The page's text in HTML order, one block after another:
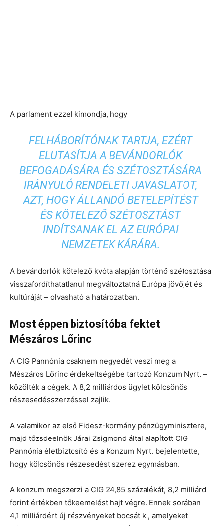
A parlament ezzel kimondja, hogy
FELHÁBORÍTÓNAK TARTJA, EZÉRT
ELUTASÍTJA A BEVÁNDORLÓK
BEFOGADÁSÁRA ÉS SZÉTOSZTÁSÁRA
IRÁNYULÓ RENDELETI JAVASLATOT,
AZT, HOGY ÁLLANDÓ BETELEPÍTÉST
ÉS KÖTELEZŐ SZÉTOSZTÁST
INDÍTSANAK EL AZ EURÓPAI
NEMZETEK KÁRÁRA.
A bevándorlók kötelező kvóta alapján történő szétosztása
visszafordíthatatlanul megváltoztatná Európa jövőjét és
kultúráját – olvasható a határozatban.
Most éppen biztosítóba fektet
Mészáros Lőrinc
A CIG Pannónia csaknem negyedét veszi meg a
Mészáros Lőrinc érdekeltségébe tartozó Konzum Nyrt. –
közölték a cégek. A 8,2 milliárdos ügylet kölcsönös
részesedésszerzéssel zajlik.
A valamikor az első Fidesz-kormány pénzügyminisztere,
majd tőzsdeelnök Járai Zsigmond által alapított CIG
Pannónia életbiztosító és a Konzum Nyrt. bejelentette,
hogy kölcsönös részesedést szerez egymásban.
A konzum megszerzi a CIG 24,85 százalékát, 8,2 milliárd
forint értékben tőkeemelést hajt végre. Ennek sorában
4,1 milliárdért új részvényeket bocsát ki, amelyeket